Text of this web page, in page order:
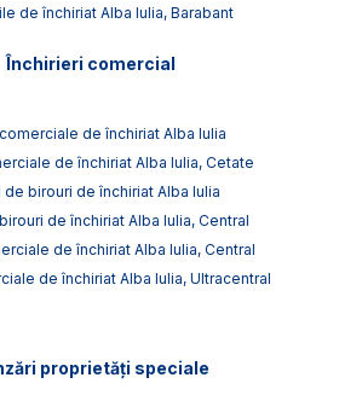
de închiriat Alba Iulia, Barabant
Închirieri comercial
de închiriat Alba Iulia
de închiriat Alba Iulia, Cetate
de birouri de închiriat Alba Iulia
de închiriat Alba Iulia, Central
de închiriat Alba Iulia, Central
de închiriat Alba Iulia, Ultracentral
proprietăți speciale